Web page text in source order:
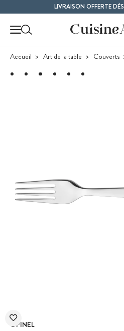
LIVRAISON OFFERTE
Accueil Art de la table Couverts
OPINEL